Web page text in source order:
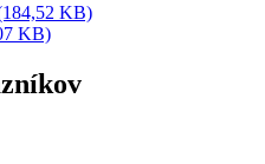
KB)
KB)